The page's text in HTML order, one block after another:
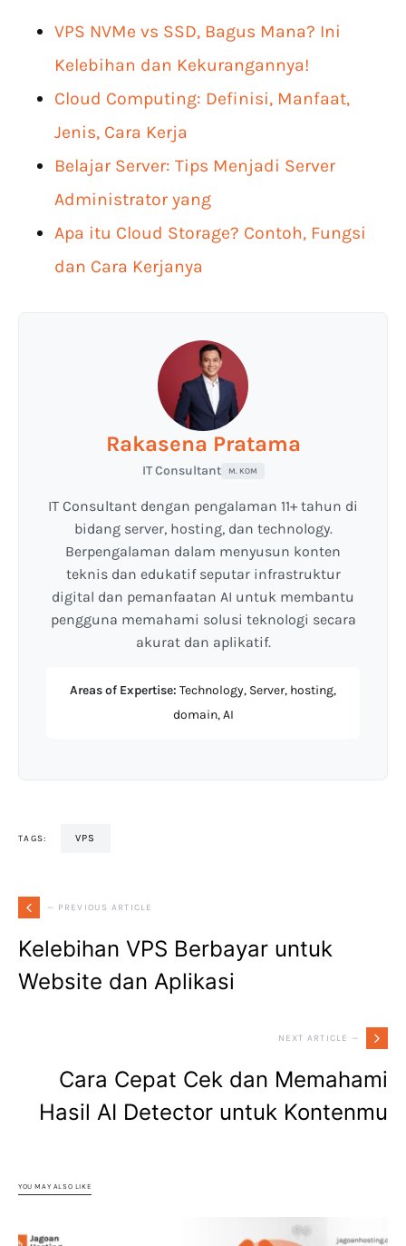
VPS NVMe vs SSD, Bagus Mana? Ini
Kelebihan dan Kekurangannya!
Cloud Computing: Definisi, Manfaat,
Jenis, Cara Kerja
Belajar Server: Tips Menjadi Server
Administrator yang
Apa itu Cloud Storage? Contoh, Fungsi
dan Cara Kerjanya
Rakasena Pratama
IT Consultant M. KOM
IT Consultant dengan pengalaman 11+ tahun di
bidang server, hosting, dan technology.
Berpengalaman dalam menyusun konten
teknis dan edukatif seputar infrastruktur
digital dan pemanfaatan AI untuk membantu
pengguna memahami solusi teknologi secara
akurat dan aplikatif.
Areas of Expertise: Technology, Server, hosting,
domain, AI
TAGS: VPS
— PREVIOUS ARTICLE
Kelebihan VPS Berbayar untuk
Website dan Aplikasi
NEXT ARTICLE —
Cara Cepat Cek dan Memahami
Hasil AI Detector untuk Kontenmu
YOU MAY ALSO LIKE